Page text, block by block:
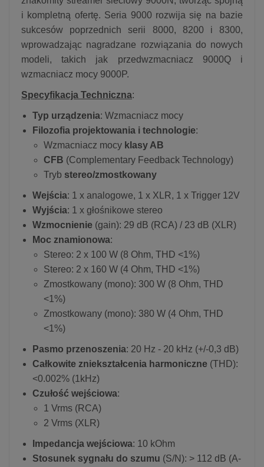
i kompletną ofertę. Seria 9000 rozwija się na bazie
sukcesów poprzednich serii 8000, 8200 i 8300,
wprowadzając nagradzane rozwiązania do nowych
modeli, takich jak przedwzmacniacz 9000Q i
wzmacniacz mocy 9000P.
Specyfikacja Techniczna:
Typ urządzenia: Wzmacniacz mocy
Filozofia projektowania i technologie:
Wzmacniacz mocy klasy AB
CFB (Complementary Feedback Technology)
Tryb stereo/zmostkowany
Wejścia: 1 x analogowe, 1 x XLR, 1 x Trigger 12V
Wyjścia: 1 x głośnikowe stereo
Wzmocnienie (gain): 29 dB (RCA) / 23 dB (XLR)
Moc znamionowa:
Stereo: 2 x 100 W (8 Ohm, THD <1%)
Stereo: 2 x 160 W (4 Ohm, THD <1%)
Zmostkowany (mono): 300 W (8 Ohm, THD
<1%)
Zmostkowany (mono): 380 W (4 Ohm, THD
<1%)
Pasmo przenoszenia: 20 Hz - 20 kHz (+/-0,3 dB)
Całkowite zniekształcenia harmoniczne (THD):
<0.002% (1kHz)
Czułość wejściowa:
1 Vrms (RCA)
2 Vrms (XLR)
Impedancja wejściowa: 10 kOhm
Stosunek sygnału do szumu (S/N): > 112 dB (A-